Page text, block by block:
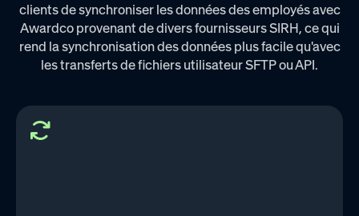
clients de synchroniser les données des employés avec
Awardco provenant de divers fournisseurs SIRH, ce qui
rend la synchronisation des données plus facile qu'avec
les transferts de fichiers utilisateur SFTP ou API.